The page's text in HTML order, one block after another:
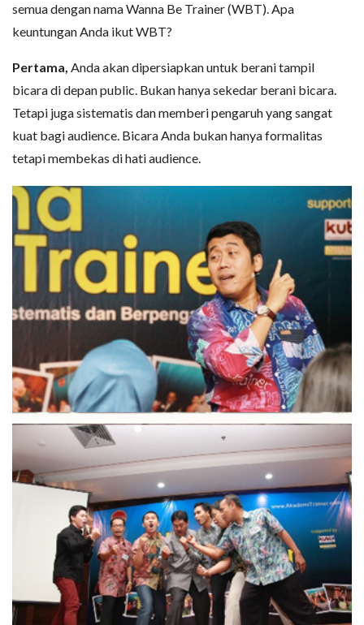
semua dengan nama Wanna Be Trainer (WBT). Apa
keuntungan Anda ikut WBT?
Pertama, Anda akan dipersiapkan untuk berani tampil
bicara di depan public. Bukan hanya sekedar berani bicara.
Tetapi juga sistematis dan memberi pengaruh yang sangat
kuat bagi audience. Bicara Anda bukan hanya formalitas
tetapi membekas di hati audience.